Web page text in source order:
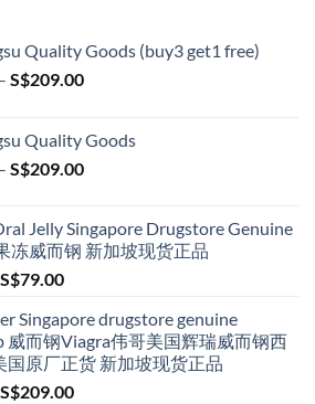
Quality Goods (buy3 get1 free)
S$209.00Price
through
S$209.00
Quality Goods
S$209.00Price
through
S$209.00
Jelly Singapore Drugstore Genuine
冻威而钢 新加坡现货正品
Original
S$79.00Current
is:
S$79.00.
Singapore drugstore genuine
威而钢Viagra伟哥美国辉瑞威而钢西
国原厂正货 新加坡现货正品
S$209.00Price